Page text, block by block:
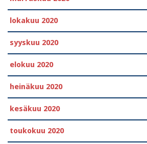
lokakuu 2020
syyskuu 2020
elokuu 2020
heinäkuu 2020
kesäkuu 2020
toukokuu 2020